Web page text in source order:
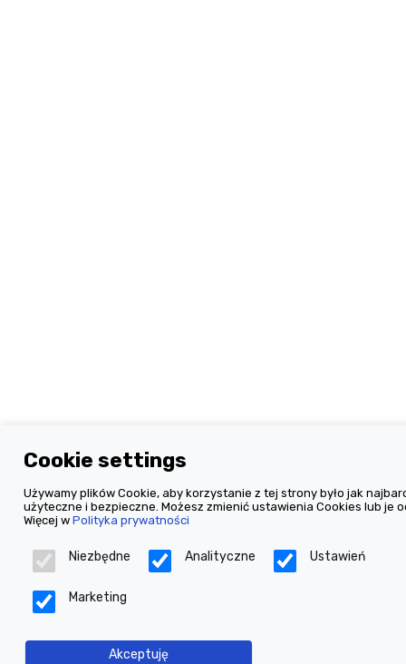
Cookie settings
Używamy plików Cookie, aby korzystanie z tej strony było jak
użyteczne i bezpieczne. Możesz zmienić ustawienia Cookies lub je
Więcej w Polityka prywatności
Niezbędne Analityczne Ustawień
Marketing
Akceptuję